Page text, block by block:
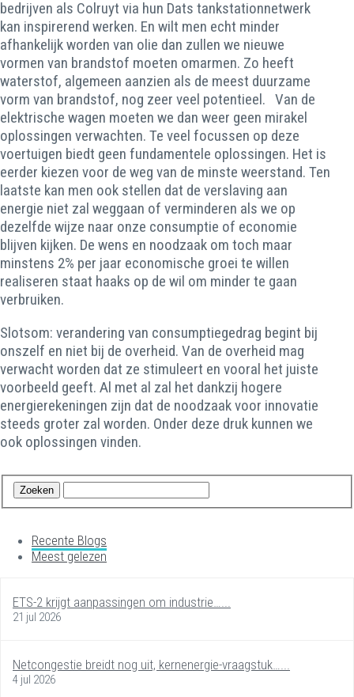
bedrijven als Colruyt via hun Dats tankstationnetwerk
kan inspirerend werken. En wilt men echt minder
afhankelijk worden van olie dan zullen we nieuwe
vormen van brandstof moeten omarmen. Zo heeft
waterstof, algemeen aanzien als de meest duurzame
vorm van brandstof, nog zeer veel potentieel. Van de
elektrische wagen moeten we dan weer geen mirakel
oplossingen verwachten. Te veel focussen op deze
voertuigen biedt geen fundamentele oplossingen. Het is
eerder kiezen voor de weg van de minste weerstand. Ten
laatste kan men ook stellen dat de verslaving aan
energie niet zal weggaan of verminderen als we op
dezelfde wijze naar onze consumptie of economie
blijven kijken. De wens en noodzaak om toch maar
minstens 2% per jaar economische groei te willen
realiseren staat haaks op de wil om minder te gaan
verbruiken.
Slotsom: verandering van consumptiegedrag begint bij
onszelf en niet bij de overheid. Van de overheid mag
verwacht worden dat ze stimuleert en vooral het juiste
voorbeeld geeft. Al met al zal het dankzij hogere
energierekeningen zijn dat de noodzaak voor innovatie
steeds groter zal worden. Onder deze druk kunnen we
ook oplossingen vinden.
Recente Blogs
Meest gelezen
ETS-2 krijgt aanpassingen om industrie…...
21 jul 2026
Netcongestie breidt nog uit, kernenergie-vraagstuk…...
4 jul 2026